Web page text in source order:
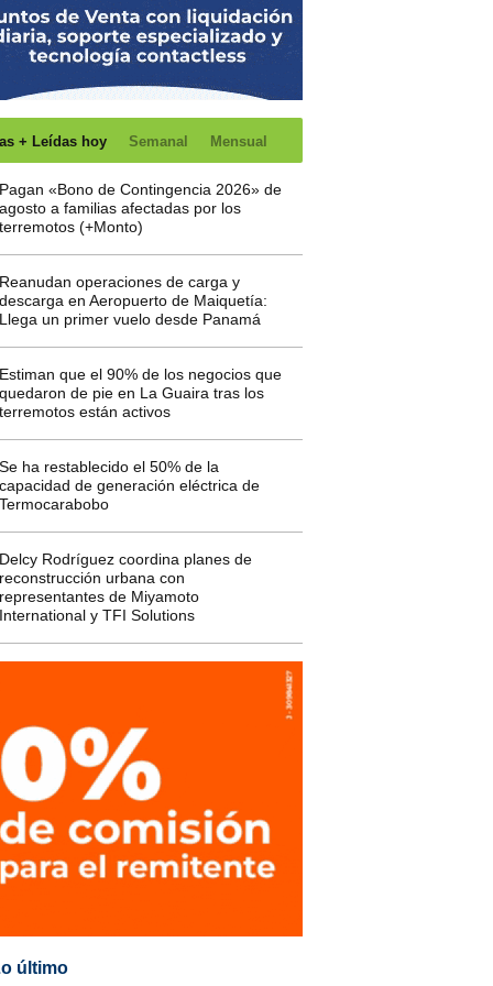
+ Leídas hoy Semanal Mensual
«Bono de Contingencia 2026» de
a familias afectadas por los
(+Monto)
operaciones de carga y
en Aeropuerto de Maiquetía:
un primer vuelo desde Panamá
que el 90% de los negocios que
de pie en La Guaira tras los
están activos
ha restablecido el 50% de la
de generación eléctrica de
Rodríguez coordina planes de
urbana con
de Miyamoto
y TFI Solutions
último